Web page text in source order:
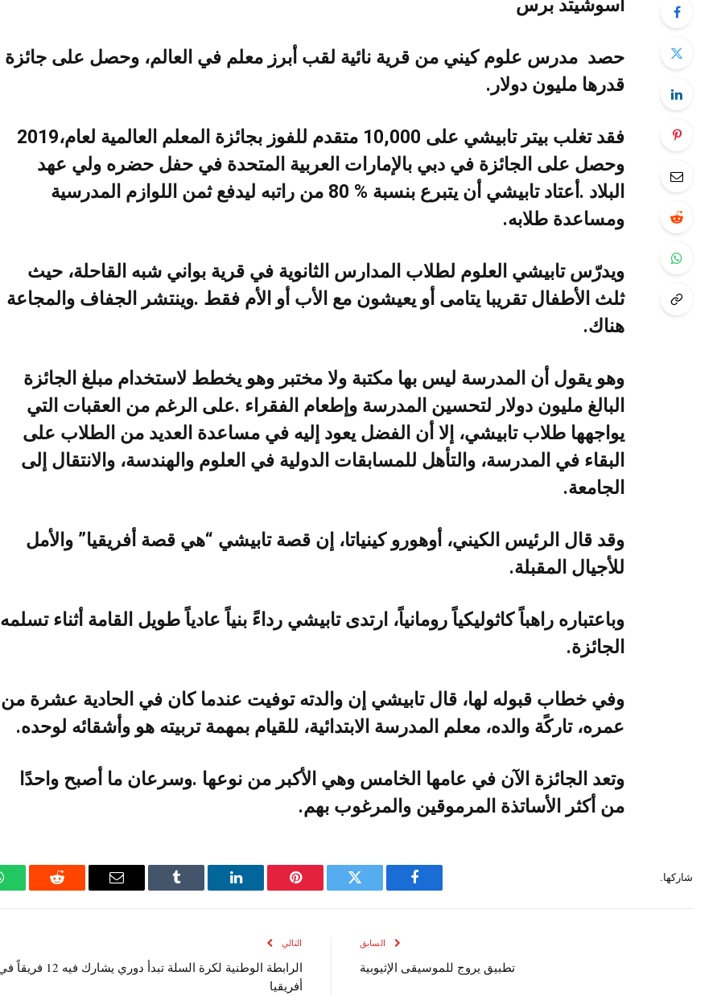
أسوشيتد‭ ‬برس
‬قدرها‭ ‬مليون‭ ‬دولار‭.‬
فقد‭ ‬تغلب‭ ‬بيتر‭ ‬تابيشي‭ ‬على‭ ‬10‭,‬000‭ ‬متقدم‭ ‬للفوز‭ ‬بجائزة‭ ‬المعلم‭ ‬العالمية‭ ‬لعام‭ ‬2019،‭
‬ومساعدة‭ ‬طلابه‭.‬
‬هناك‭.‬
‬الجامعة‭.‬
‬للأجيال‭ ‬المقبلة‭.‬
‬الجائزة‭.‬
‬عمره،‭ ‬تاركًة‭ ‬والده،‭ ‬معلم‭ ‬المدرسة‭ ‬الابتدائية،‭ ‬للقيام‭ ‬بمهمة‭ ‬تربيته‭ ‬هو‭ ‬وأشقائه‭ ‬لوحده‭.‬
‬من‭ ‬أكثر‭ ‬الأساتذة‭ ‬المرموقين‭ ‬والمرغوب‭ ‬بهم‭.‬
شاركها.
فيسبوك تويتر بينتيريستلينكدإن Tumblr
البريد
رديت
السابق
تطبيق يروج للموسيقى الإثيوبية
التالي
الرابطة الوطنية لكرة السلة تبدأ دوري يشارك فيه 12
أفريقيا